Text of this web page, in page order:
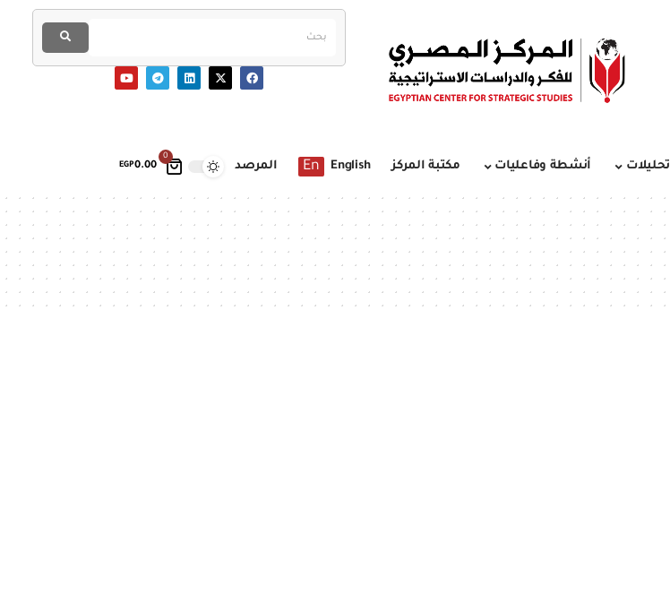
0
EGP0.00 تحليلات أنشطة وفاعليات مكتبة المركز English
En المرصد